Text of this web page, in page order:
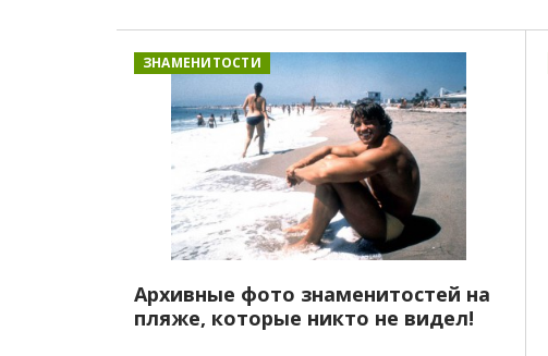
ЗНАМЕНИТОСТИ
Архивные фото знаменитостей на
пляже, которые никто не видел!